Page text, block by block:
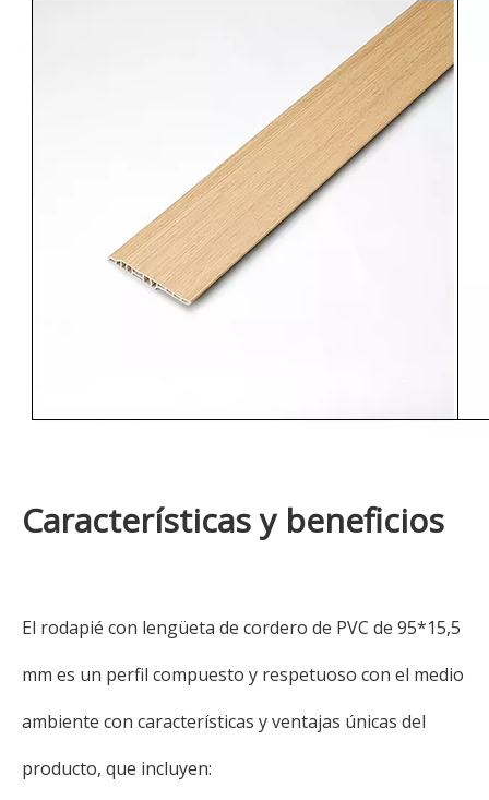
Características y beneficios
El rodapié con lengüeta de cordero de PVC de 95*15,5
mm es un perfil compuesto y respetuoso con el medio
ambiente con características y ventajas únicas del
producto, que incluyen: